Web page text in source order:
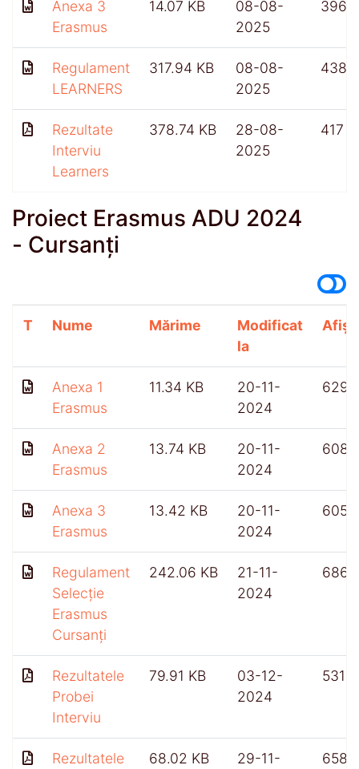
Anexa 3
Erasmus
14.07 KB
08-08-
2025
396
Regulament
LEARNERS
317.94 KB
08-08-
2025
438
Rezultate
Interviu
Learners
378.74 KB
28-08-
2025
417
Proiect Erasmus ADU 2024
- Cursanți
T Nume Mărime
Modificat
la
Anexa 1
Erasmus
11.34 KB
20-11-
2024
629
Anexa 2
Erasmus
13.74 KB
20-11-
2024
608
Anexa 3
Erasmus
13.42 KB
20-11-
2024
605
Regulament
Selecție
Erasmus
Cursanți
242.06 KB
21-11-
2024
686
Rezultatele
Probei
Interviu
79.91 KB
03-12-
2024
531
Rezultatele
68.02 KB
29-11-
658